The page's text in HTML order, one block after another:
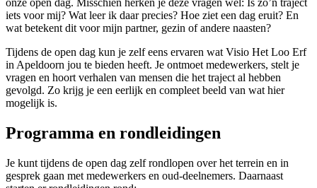
iets voor mij? Wat leer ik daar precies? Hoe ziet een dag eruit? En
wat betekent dit voor mijn partner, gezin of andere naasten?
Tijdens de open dag kun je zelf eens ervaren wat Visio Het Loo Erf
in Apeldoorn jou te bieden heeft. Je ontmoet medewerkers, stelt je
vragen en hoort verhalen van mensen die het traject al hebben
gevolgd. Zo krijg je een eerlijk en compleet beeld van wat hier
mogelijk is.
Programma en rondleidingen
Je kunt tijdens de open dag zelf rondlopen over het terrein en in
gesprek gaan met medewerkers en oud-deelnemers. Daarnaast